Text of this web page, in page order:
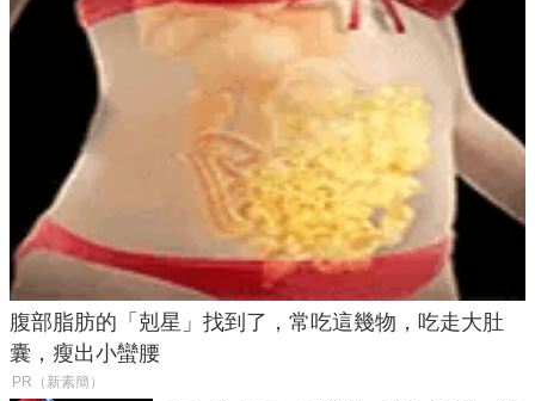
腹部脂肪的「剋星」找到了，常吃這幾物，吃走大肚
囊，瘦出小蠻腰
PR（新素簡）